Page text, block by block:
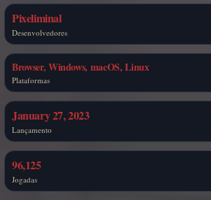
Pixeliminal
Desenvolvedores
Browser, Windows, macOS, Linux
Plataformas
January 27, 2023
Lançamento
96,125
Jogadas